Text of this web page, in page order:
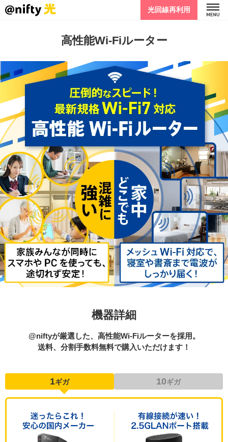
光回線再利用
高性能Wi-Fiルーター
機器詳細
@niftyが厳選した、高性能Wi-Fiルーターを採用。
送料、分割手数料無料で購入いただけます！
1ギガ 10ギガ